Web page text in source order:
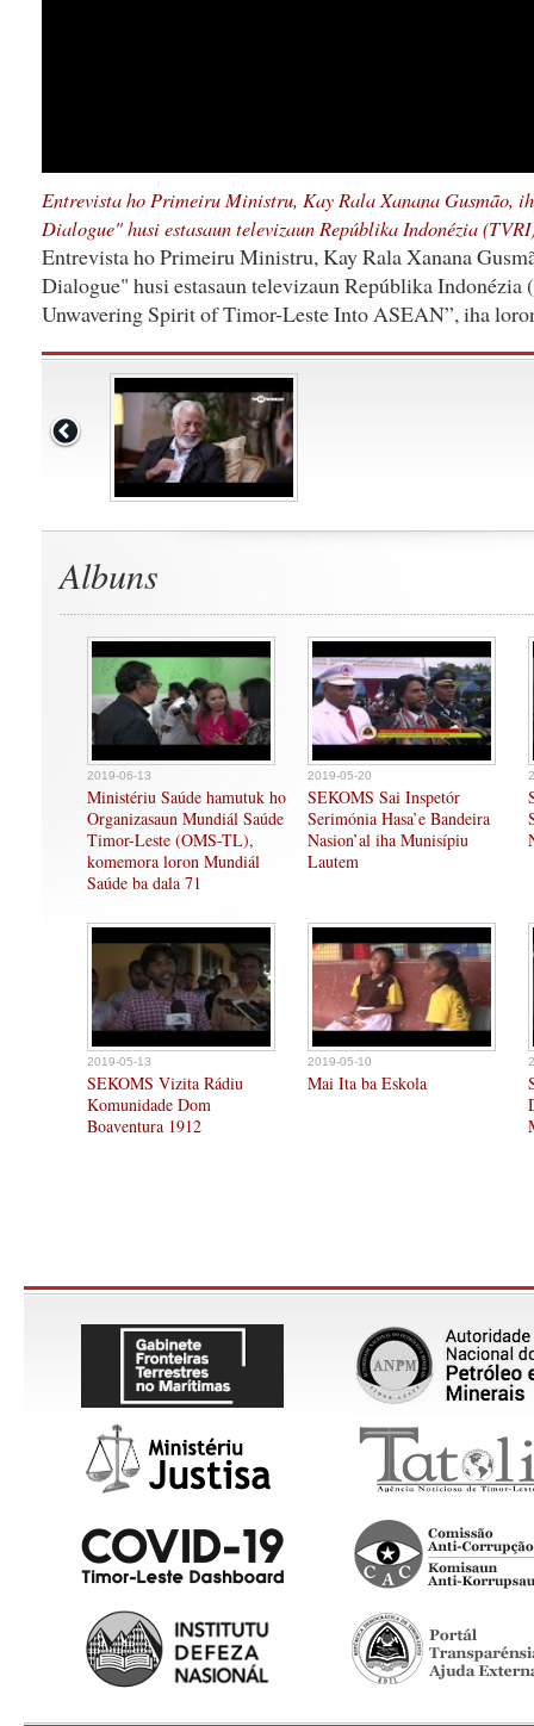
Entrevista ho Primeiru Ministru, Kay Rala Xanana Gusmão,
Dialogue" husi estasaun televizaun Repúblika Indonézia
Entrevista ho Primeiru Ministru, Kay Rala Xanana
Dialogue" husi estasaun televizaun Repúblika Indonézia
Unwavering Spirit of Timor-Leste Into ASEAN”, iha
Albuns
2019-06-13
Ministériu Saúde hamutuk ho
Organizasaun Mundiál Saúde
Timor-Leste (OMS-TL),
komemora loron Mundiál
Saúde ba dala 71
2019-05-20
SEKOMS Sai Inspetór
Serimónia Hasa’e Bandeira
Nasion’al iha Munisípiu
Lautem
2019-05-13
SEKOMS Vizita Rádiu
Komunidade Dom
Boaventura 1912
2019-05-10
Mai Ita ba Eskola